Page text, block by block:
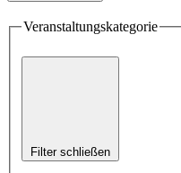
Veranstaltungskategorie
Filter schließen